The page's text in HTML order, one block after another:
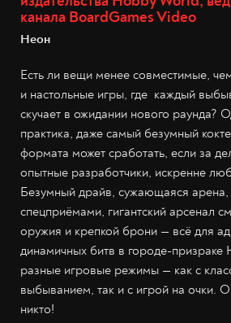
канала BoardGames Video
Неон
Есть ли вещи менее совместимые,
и настольные игры, где каждый
скучает в ожидании нового раунда?
практика, даже самый безумный
формата может сработать, если за
опытные разработчики, искренне
Безумный драйв, сужающаяся
спецприёмами, гигантский арсенал
оружия и крепкой брони — всё для
динамичных битв в городе-
разные игровые режимы — как с
выбыванием, так и с игрой на очки.
никто!